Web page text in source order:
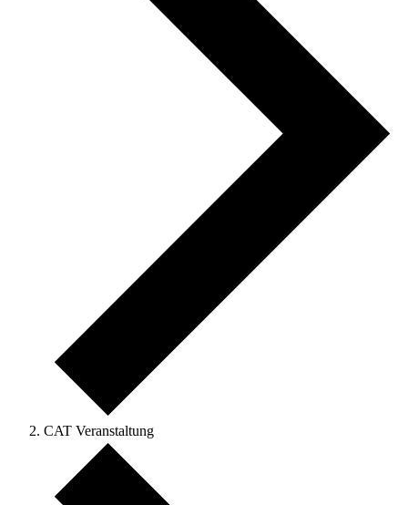
CAT Veranstaltung